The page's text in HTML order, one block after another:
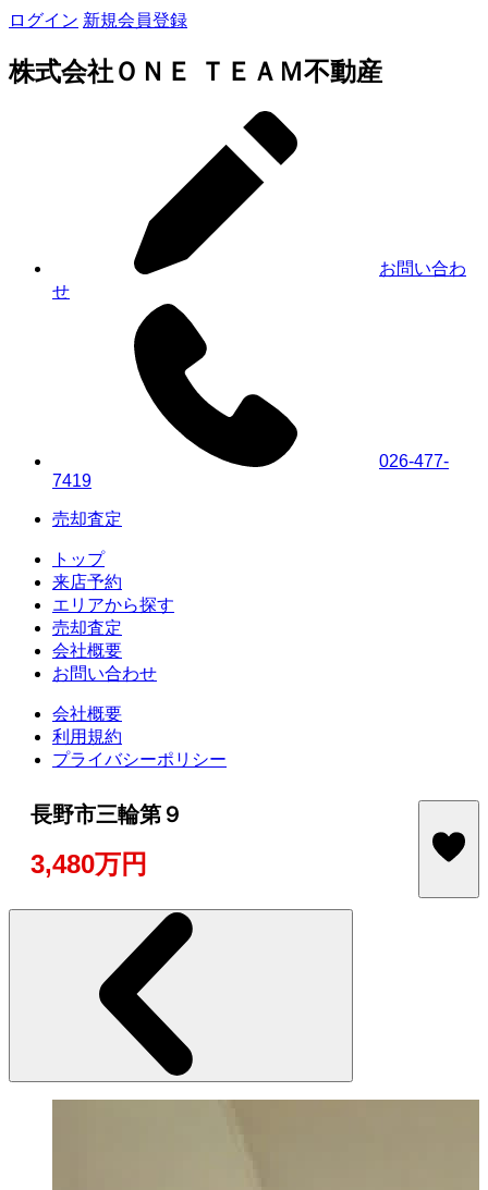
ログイン 新規会員登録
株式会社ＯＮＥ ＴＥＡＭ不動産
お問い合わ
せ
026-477-
7419
売却査定
トップ
来店予約
エリアから探す
売却査定
会社概要
お問い合わせ
会社概要
利用規約
プライバシーポリシー
長野市三輪第９
3,480万円